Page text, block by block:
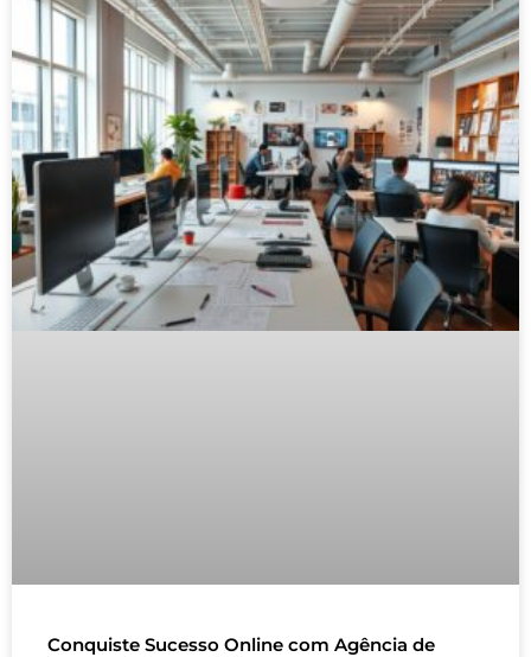
Conquiste Sucesso Online com Agência de